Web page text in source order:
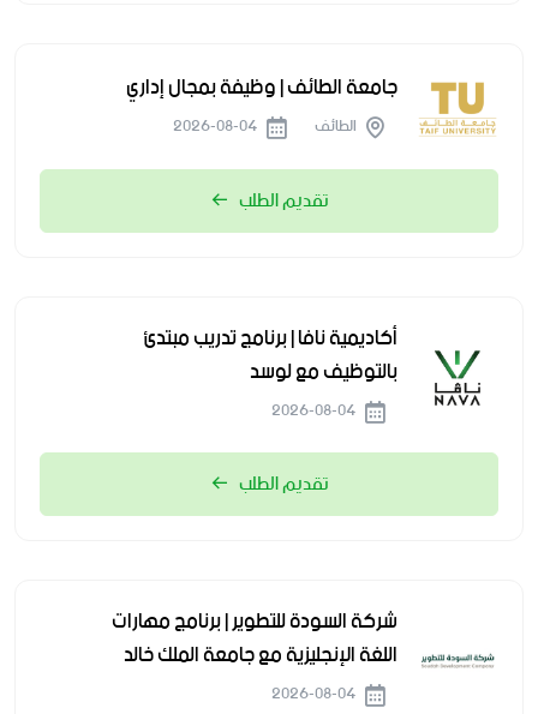
جامعة الطائف | وظيفة بمجال إداري
الطائف
تقديم الطلب
أكاديمية نافا | برنامج تدريب مبتدئ
بالتوظيف مع لوسد
تقديم الطلب
شركة السودة للتطوير | برنامج مهارات
اللغة الإنجليزية مع جامعة الملك خالد